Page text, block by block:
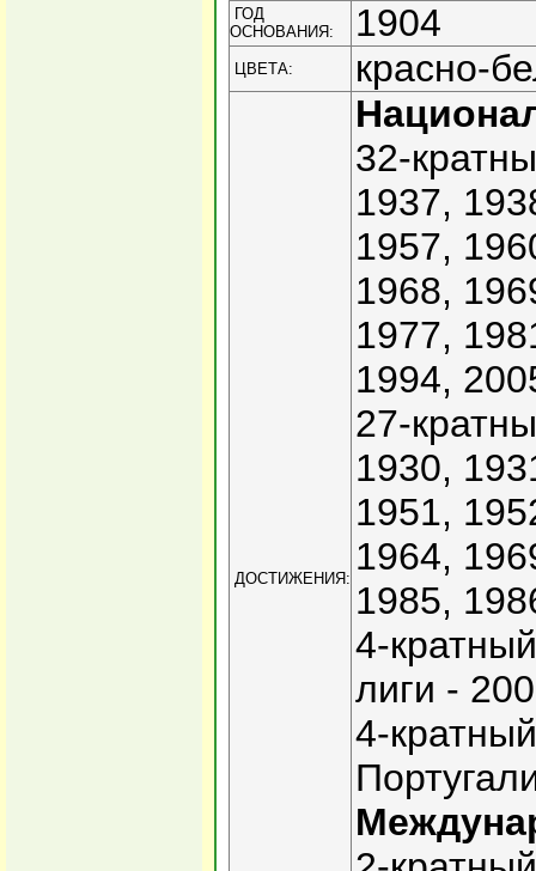
ГОД
ОСНОВАНИЯ:
1904
ЦВЕТА: красно-
ДОСТИЖЕНИЯ:
32-
1937,
1957,
1968,
1977,
1994,
27-
1930,
1951,
1964,
1985,
4-
лиги -
4-